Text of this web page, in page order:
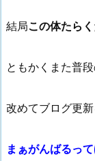
結局この体たらく
ともかくまた普
改めてブログ更
まぁがんばるっ